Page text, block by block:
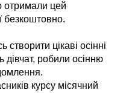
отримали цей
безкоштовно.
цікаві осінні
дівчат, робили осінню
курсу місячний